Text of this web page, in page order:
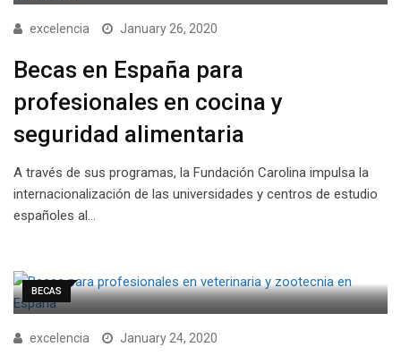
excelencia January 26, 2020
Becas en España para
profesionales en cocina y
seguridad alimentaria
A través de sus programas, la Fundación Carolina impulsa la
internacionalización de las universidades y centros de estudio
españoles al…
BECAS
excelencia January 24, 2020